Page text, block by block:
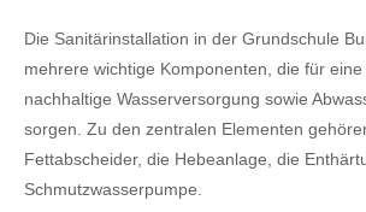
Die Sanitärinstallation in der Grundschule
mehrere wichtige Komponenten, die für
nachhaltige Wasserversorgung sowie
sorgen. Zu den zentralen Elementen
Fettabscheider, die Hebeanlage, die
Schmutzwasserpumpe.